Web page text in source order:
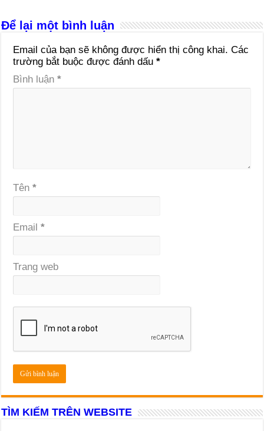
Để lại một bình luận
Email của bạn sẽ không được hiển thị công khai. Các
trường bắt buộc được đánh dấu*
Bình luận*
Tên*
Email*
Trang web
TÌM KIẾM TRÊN WEBSITE